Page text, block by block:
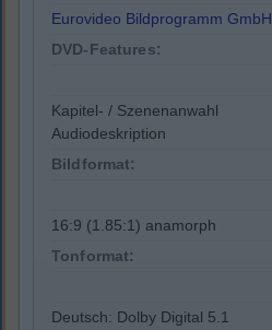
Eurovideo Bildprogramm GmbH
DVD-Features:
Kapitel- / Szenenanwahl
Audiodeskription
Bildformat:
16:9 (1.85:1) anamorph
Tonformat:
Deutsch: Dolby Digital 5.1